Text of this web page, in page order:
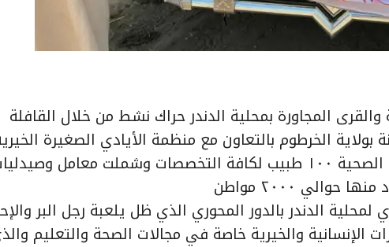
والقرى المجاورة بمحلية الدندر حراك نشط من خلال القافلة
بولاية الخرطوم بالتعاون مع منظمة الأيادي الصغيرة
ومنظمة ضع بصمتك الخيرية وشارك في القافلة الصحية ١٠٠ طبيب لكافة التخصصات وشملت معامل
٢٠٠٠ مواطن
الدندر بالدور المحوري الذي ظل يلعبة رجل البر
الإنسانية والخيرية خاصة في مجالات الصحة والتعليم